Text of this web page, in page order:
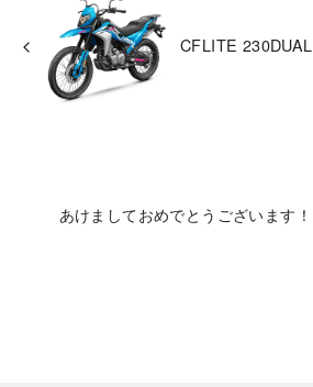
CFLITE 230DUAL
あけましておめでとうございます！